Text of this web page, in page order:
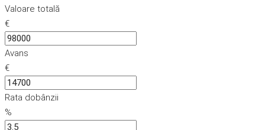
Valoare totală
€
Avans
€
Rata dobânzii
%